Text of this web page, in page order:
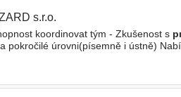
s.r.o.
koordinovat tým - Zkušenost s
pokročilé úrovni(písemně i ústně)